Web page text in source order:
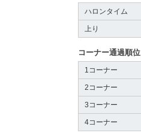
ハロンタイム
上り
コーナー通過順位
1コーナー
2コーナー
3コーナー
4コーナー